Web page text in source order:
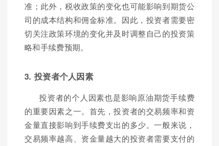
准；此外，税收政策的变化也可能影响到期货公
司的成本结构和佣金标准。因此，投资者需要密
切关注政策环境的变化并及时调整自己的投资策
略和手续费预期。
3. 投资者个人因素
投资者的个人因素也是影响原油期货手续费
的重要因素之一。首先，投资者的交易频率和资
金量直接影响到手续费支出的多少。一般来说，
交易频率越高、资金量越大的投资者需要支付的